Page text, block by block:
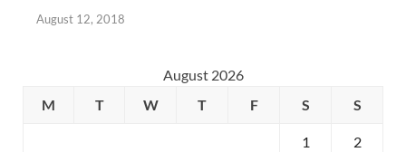
August 12, 2018
August 2026
M
T W T F S S
1 2